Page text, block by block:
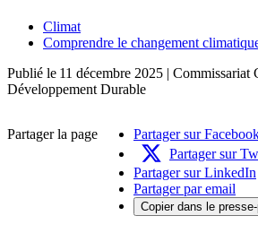
Climat
Comprendre le changement
Publié le 11 décembre 2025 | Commissariat
Développement Durable
Partager la page
Partager sur
Partager sur
Partager sur LinkedIn
Partager par email
Copier dans le